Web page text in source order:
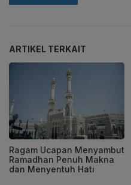
ARTIKEL TERKAIT
Ragam Ucapan Menyambut
Ramadhan Penuh Makna
dan Menyentuh Hati